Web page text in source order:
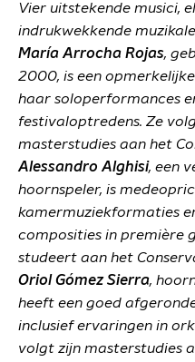
Vier uitstekende musici,
indrukwekkende
María Arrocha Rojas,
2000, is een
haar soloperformances
festivaloptredens. Ze
masterstudies aan het
Alessandro Alghisi, een
hoornspeler, is
kamermuziekformaties
composities in première
studeert aan het
Oriol Gómez Sierra,
heeft een goed
inclusief ervaringen in
volgt zijn masterstudies